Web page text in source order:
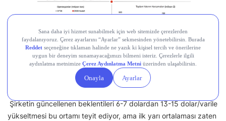
Şirketin güncellenen beklentileri 6-7 dolardan 13-15 dolar/varile
yükseltmesi bu ortamı teyit ediyor, ama ilk yarı ortalaması zaten